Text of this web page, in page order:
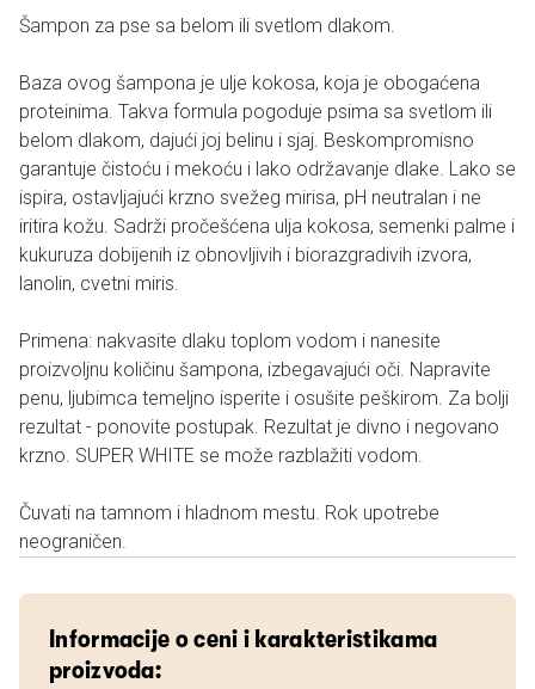
Šampon za pse sa belom ili svetlom dlakom.
Baza ovog šampona je ulje kokosa, koja je obogaćena
proteinima. Takva formula pogoduje psima sa svetlom ili
belom dlakom, dajući joj belinu i sjaj. Beskompromisno
garantuje čistoću i mekoću i lako održavanje dlake. Lako se
ispira, ostavljajući krzno svežeg mirisa, pH neutralan i ne
iritira kožu. Sadrži pročešćena ulja kokosa, semenki palme i
kukuruza dobijenih iz obnovljivih i biorazgradivih izvora,
lanolin, cvetni miris.
Primena: nakvasite dlaku toplom vodom i nanesite
proizvoljnu količinu šampona, izbegavajući oči. Napravite
penu, ljubimca temeljno isperite i osušite peškirom. Za bolji
rezultat - ponovite postupak. Rezultat je divno i negovano
krzno. SUPER WHITE se može razblažiti vodom.
Čuvati na tamnom i hladnom mestu. Rok upotrebe
neograničen.
Informacije o ceni i karakteristikama
proizvoda: